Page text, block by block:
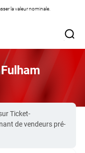
la valeur nominale.
Ticket-
de vendeurs pré-